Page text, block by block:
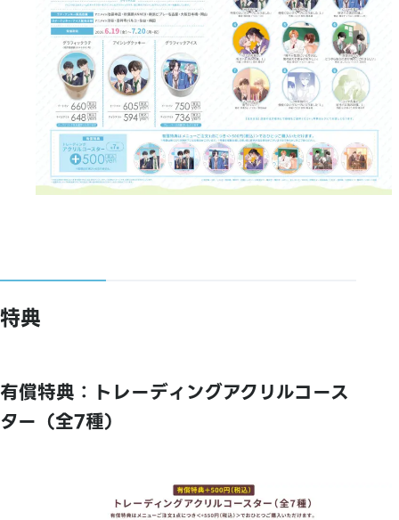
特典
有償特典：トレーディングアクリルコース
ター（全7種）